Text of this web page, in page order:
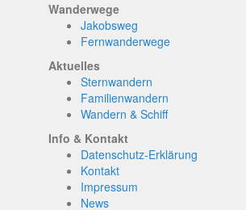
Wanderwege
Jakobsweg
Fernwanderwege
Aktuelles
Sternwandern
Familienwandern
Wandern & Schiff
Info & Kontakt
Datenschutz-Erklärung
Kontakt
Impressum
News